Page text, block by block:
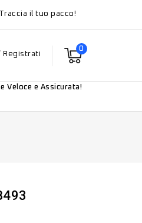
Traccia il tuo pacco!
0
Registrati
Veloce e Assicurata!